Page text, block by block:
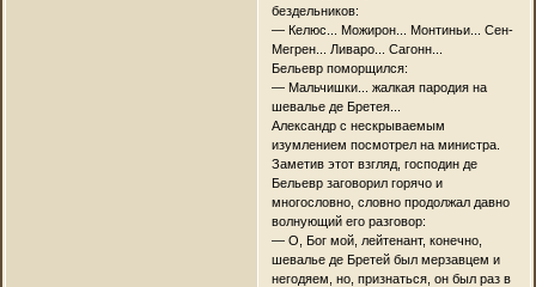
бездельников:
— Келюс... Можирон... Монтиньи... Сен-
Мегрен... Ливаро... Сагонн...
Бельевр поморщился:
— Мальчишки... жалкая пародия на
шевалье де Бретея...
Александр с нескрываемым
изумлением посмотрел на министра.
Заметив этот взгляд, господин де
Бельевр заговорил горячо и
многословно, словно продолжал давно
волнующий его разговор:
— О, Бог мой, лейтенант, конечно,
шевалье де Бретей был мерзавцем и
негодяем, но, признаться, он был раз в